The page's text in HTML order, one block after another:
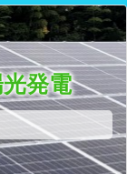
発電